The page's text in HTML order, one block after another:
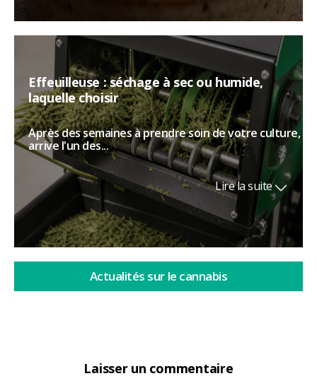
Laisser un commentaire
Effeuilleuse : séchage à sec ou humide,
laquelle choisir
Après des semaines à prendre soin de votre culture,
arrive l'un des...
Lire la suite
Actualités sur le cannabis